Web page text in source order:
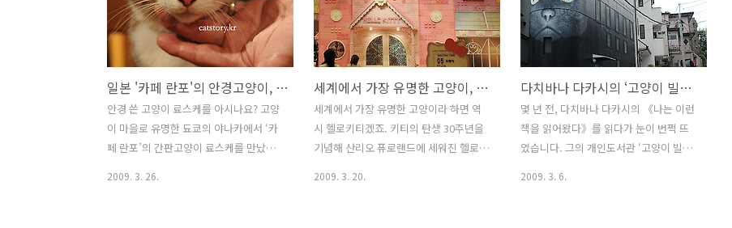
라 했더니 그 뒤로 연락이 없고, 관리실에
도 안 왔다고 하니 좀 난감합니다. 일단 그
사진 1장을 제외하면 나머지는 다 걸린 상
태인데, 사진의 행방을 확인하는대로 설
치해서 마저 포스팅할게요. *[추가] 배송
사고로 100픽셀 사진은 2월 5일부터 전시
합니다. 카페 란포의 안경 쓴 간판고양이
료스케와, 기시 역 고양이 역장 타마의 초
있었으면 좋겠고, 전시가 끝난 뒤에도, 언
젠가 우연히 길고양이와 마주칠 때 한번
쯤 다정한 눈길을 건네게 해줄 계기가 되
는 전시였음 좋겠습니다. 2월 6일, 20일,
27일 오후에는 제가 나가 있으면서 소품
판매전도 진행하니 시간 되시면 구경 오
세요^^ 그때는 고양이 역장 타마의 캐릭
터상품도 갖고 나가 보여드릴 예정이에
하세요..
리더기가 말을 안 들어서, 최종 표지 시안
을 올려요. 올해 진행했던 일 중에 제일 큰
덩어리를 마무리짓고 한 해를 마감할 수
있어서 홀가분합니다. 인터넷서점에 신간
정보가 업데이트되는 대로 자세한 정보
올릴게요. 2009년에는 허리 때문에 고생
했지만, 내년에는 몸도 건강해지고 마음
도 굳건해지는 한해가 되었음 합니다. 사
일본 '카페 란포'의 안경고양이, 료스케
안경 쓴 고양이 료스케를 아시나요? 고양
이 마을로 유명한 됴쿄의 야나카에서 ‘카
페 란포’의 간판고양이 료스케를 만났습
2009. 3. 26.
세계에서 가장 유명한 고양이, 키티의 집
세계에서 가장 유명한 고양이라 하면 역
시 헬로키티겠죠. 키티의 탄생 30주년을
기념해 산리오 퓨로랜드에 세워진 헬로키
2009. 3. 20.
다치바나 다카시의 ‘고양이 빌딩’에 가다
몇 년 전, 다치바나 다카시의 《나는 이런
책을 읽어왔다》를 읽다가 눈이 번쩍 뜨
였습니다. 그의 개인도서관 ‘고양이 빌딩’
2009. 3. 6.